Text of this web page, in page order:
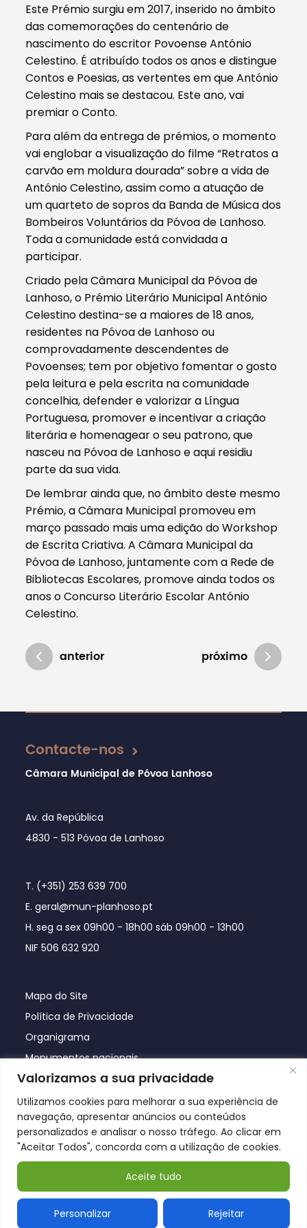
Valorizamos a sua privacidade
Utilizamos cookies para melhorar a sua experiência de
navegação, apresentar anúncios ou conteúdos
personalizados e analisar o nosso tráfego. Ao clicar em
"Aceitar Todos", concorda com a utilização de cookies.
Personalizar Rejeitar
Aceite tudo
Este Prémio surgiu em 2017, inserido no âmbito
das comemorações do centenário de
nascimento do escritor Povoense António
Celestino. É atribuído todos os anos e distingue
Contos e Poesias, as vertentes em que António
Celestino mais se destacou. Este ano, vai
premiar o Conto.
Para além da entrega de prémios, o momento
vai englobar a visualização do filme “Retratos a
carvão em moldura dourada” sobre a vida de
António Celestino, assim como a atuação de
um quarteto de sopros da Banda de Música dos
Bombeiros Voluntários da Póvoa de Lanhoso.
Toda a comunidade está convidada a
participar.
Criado pela Câmara Municipal da Póvoa de
Lanhoso, o Prémio Literário Municipal António
Celestino destina-se a maiores de 18 anos,
residentes na Póvoa de Lanhoso ou
comprovadamente descendentes de
Povoenses; tem por objetivo fomentar o gosto
pela leitura e pela escrita na comunidade
concelhia, defender e valorizar a Língua
Portuguesa, promover e incentivar a criação
literária e homenagear o seu patrono, que
nasceu na Póvoa de Lanhoso e aqui residiu
parte da sua vida.
De lembrar ainda que, no âmbito deste mesmo
Prémio, a Câmara Municipal promoveu em
março passado mais uma edição do Workshop
de Escrita Criativa. A Câmara Municipal da
Póvoa de Lanhoso, juntamente com a Rede de
Bibliotecas Escolares, promove ainda todos os
anos o Concurso Literário Escolar António
Celestino.
anterior próximo
Atualizado em 30/05/2019
Contacte-nos
Câmara Municipal de Póvoa Lanhoso
Av. da República
4830 - 513 Póvoa de Lanhoso
T. (+351) 253 639 700
E. geral@mun-planhoso.pt
H. seg a sex 09h00 - 18h00 sáb 09h00 - 13h00
NIF 506 632 920
Mapa do Site
Política de Privacidade
Organigrama
Monumentos nacionais
© Póvoa de Lanhoso 2026